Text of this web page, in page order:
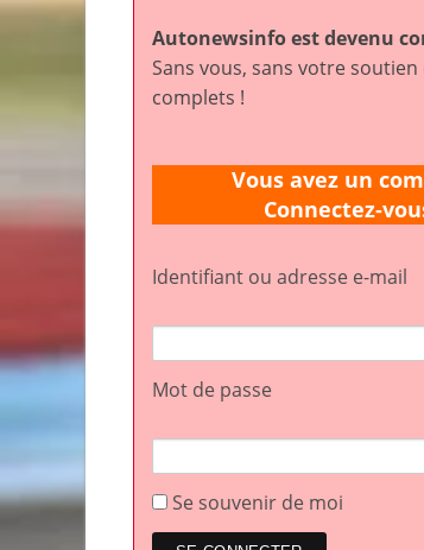
Autonewsinfo est devenu
Sans vous, sans votre
complets !
Vous avez un
Connectez-
Identifiant ou adresse e-mail
Mot de passe
Se souvenir de moi